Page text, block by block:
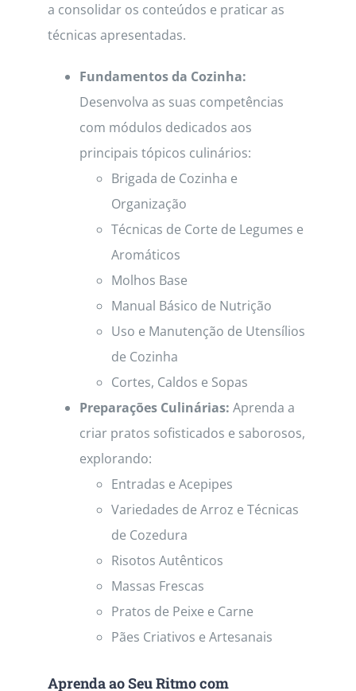
a consolidar os conteúdos e praticar as
técnicas apresentadas.
Fundamentos da Cozinha:
Desenvolva as suas competências
com módulos dedicados aos
principais tópicos culinários:
Brigada de Cozinha e
Organização
Técnicas de Corte de Legumes e
Aromáticos
Molhos Base
Manual Básico de Nutrição
Uso e Manutenção de Utensílios
de Cozinha
Cortes, Caldos e Sopas
Preparações Culinárias: Aprenda a
criar pratos sofisticados e saborosos,
explorando:
Entradas e Acepipes
Variedades de Arroz e Técnicas
de Cozedura
Risotos Autênticos
Massas Frescas
Pratos de Peixe e Carne
Pães Criativos e Artesanais
Aprenda ao Seu Ritmo com